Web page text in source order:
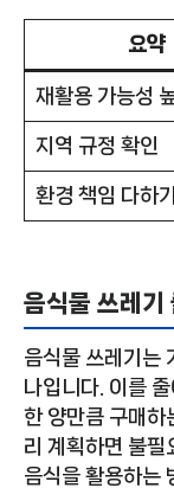
요약
재활용 가능성
지역 규정 확인
환경 책임 다하기
음식물 쓰레기
음식물 쓰레기는
나입니다. 이를
한 양만큼 구매하
리 계획하면 불필
음식을 활용하는